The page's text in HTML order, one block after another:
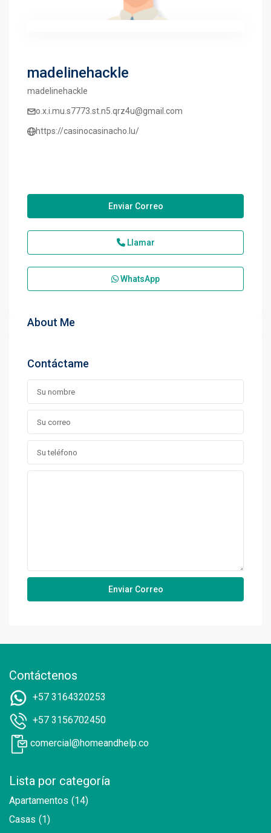
madelinehackle
madelinehackle
o.x.i.mu.s7773.st.n5.qrz4u@gmail.com
https://casinocasinacho.lu/
Enviar Correo
Llamar
WhatsApp
About Me
Contáctame
Contáctenos
+57 3164320253
+57 3156702450
comercial@homeandhelp.co
Lista por categoría
Apartamentos (14)
Casas (1)